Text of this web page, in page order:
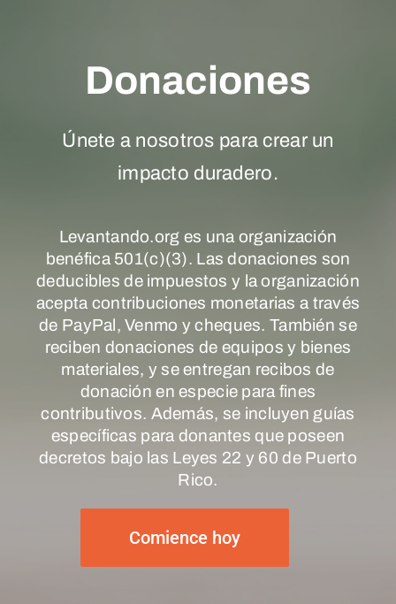
Donaciones
Únete a nosotros para crear un
impacto duradero.
Levantando.org es una organización
benéfica 501(c)(3). Las donaciones son
deducibles de impuestos y la organización
acepta contribuciones monetarias a través
de PayPal, Venmo y cheques. También se
reciben donaciones de equipos y bienes
materiales, y se entregan recibos de
donación en especie para fines
contributivos. Además, se incluyen guías
específicas para donantes que poseen
decretos bajo las Leyes 22 y 60 de Puerto
Rico.
Comience hoy